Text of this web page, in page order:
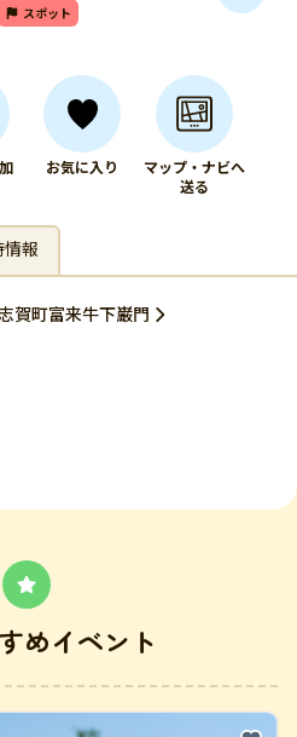
スポット
お気に入り
マップ・ナビへ
送る
報
賀町富来牛下巌門
めイベント